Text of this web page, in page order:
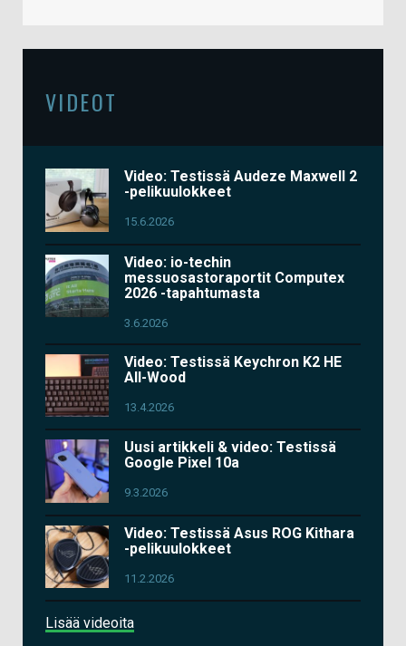
VIDEOT
Video: Testissä Audeze Maxwell 2
-pelikuulokkeet
15.6.2026
Video: io-techin
messuosastoraportit Computex
2026 -tapahtumasta
3.6.2026
Video: Testissä Keychron K2 HE
All-Wood
13.4.2026
Uusi artikkeli & video: Testissä
Google Pixel 10a
9.3.2026
Video: Testissä Asus ROG Kithara
-pelikuulokkeet
11.2.2026
Lisää videoita